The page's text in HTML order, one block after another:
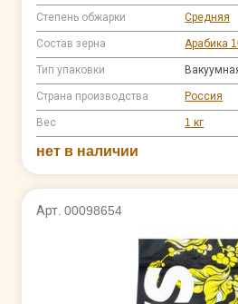
Степень обжарки Средняя
Состав зерна Арабика
Тип упаковки
Страна производства Россия
Вес 1 кг
нет в наличии
Арт. 00098654